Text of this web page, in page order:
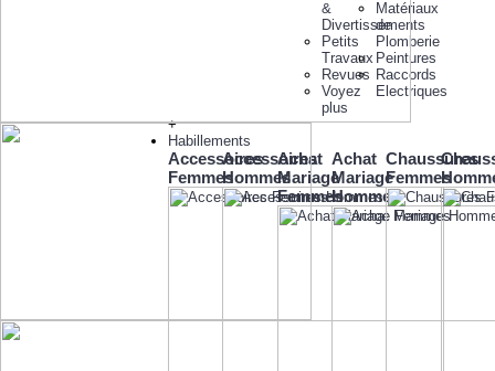
&
Divertissements
Petits
Travaux
Revues
Voyez
plus
Matériaux
de
Plomberie
Peintures
Raccords
Electriques
+
Habillements
Accessoires
Femmes
Accessoires
Hommes
Achat
Mariage
Femmes
Achat
Mariage
Hommes
Chaussures
Femmes